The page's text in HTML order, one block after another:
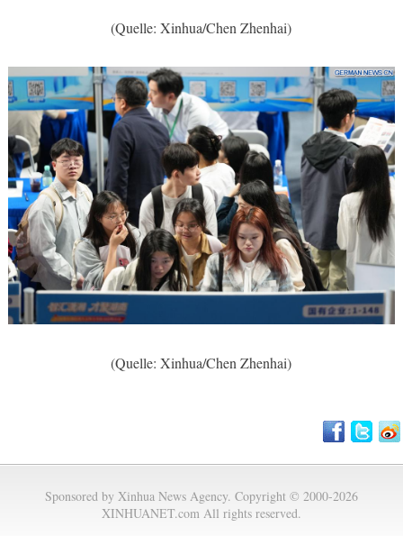
(Quelle: Xinhua/Chen Zhenhai)
(Quelle: Xinhua/Chen Zhenhai)
Sponsored by Xinhua News Agency. Copyright © 2000-2026
XINHUANET.com All rights reserved.